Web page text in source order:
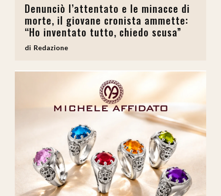
Denunciò l’attentato e le minacce di
morte, il giovane cronista ammette:
“Ho inventato tutto, chiedo scusa”
Redazione